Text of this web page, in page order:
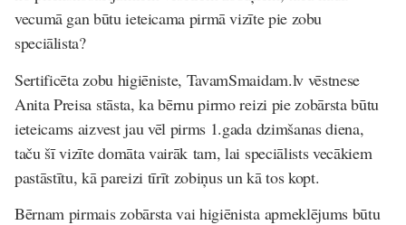
vecumā gan būtu ieteicama pirmā vizīte pie zobu
speciālista?
Sertificēta zobu higiēniste, TavamSmaidam.lv vēstnese
Anita Preisa stāsta, ka bērnu pirmo reizi pie zobārsta būtu
ieteicams aizvest jau vēl pirms 1.gada dzimšanas diena,
taču šī vizīte domāta vairāk tam, lai speciālists vecākiem
pastāstītu, kā pareizi tīrīt zobiņus un kā tos kopt.
Bērnam pirmais zobārsta vai higiēnista apmeklējums būtu